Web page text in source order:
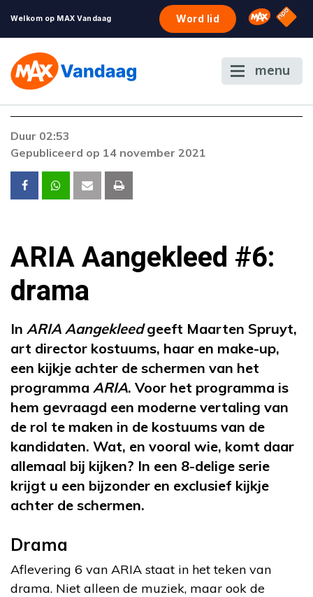
Welkom op MAX Vandaag Word lid Omroep
NPO
menu
Duur 02:53
Gepubliceerd op 14 november 2021
ARIA Aangekleed #6:
drama
In ARIA Aangekleedgeeft Maarten Spruyt,
art director kostuums, haar en make-up,
een kijkje achter de schermen van het
programma ARIA. Voor het programma is
hem gevraagd een moderne vertaling van
de rol te maken in de kostuums van de
kandidaten. Wat, en vooral wie, komt daar
allemaal bij kijken? In een 8-delige serie
krijgt u een bijzonder en exclusief kijkje
achter de schermen.
Drama
Aflevering 6 van ARIA staat in het teken van
drama. Niet alleen de muziek, maar ook de